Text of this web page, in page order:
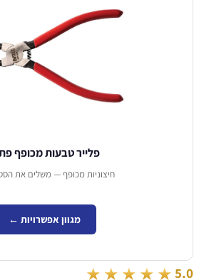
פלייר טבעות מכופף פתוח
חיצוניות מכופף — משלים את הסט המלא.
מגוון אפשרויות ←
★★★★★